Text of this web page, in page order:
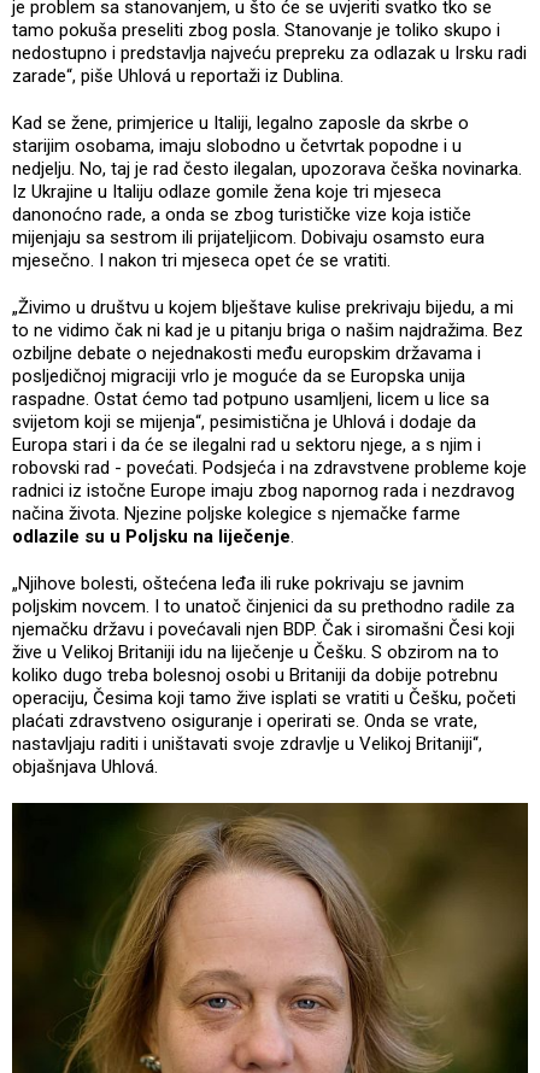
je problem sa stanovanjem, u što će se uvjeriti svatko tko se
tamo pokuša preseliti zbog posla. Stanovanje je toliko skupo i
nedostupno i predstavlja najveću prepreku za odlazak u Irsku radi
zarade“, piše Uhlová u reportaži iz Dublina.
Kad se žene, primjerice u Italiji, legalno zaposle da skrbe o
starijim osobama, imaju slobodno u četvrtak popodne i u
nedjelju. No, taj je rad često ilegalan, upozorava češka novinarka.
Iz Ukrajine u Italiju odlaze gomile žena koje tri mjeseca
danonoćno rade, a onda se zbog turističke vize koja ističe
mijenjaju sa sestrom ili prijateljicom. Dobivaju osamsto eura
mjesečno. I nakon tri mjeseca opet će se vratiti.
„Živimo u društvu u kojem blještave kulise prekrivaju bijedu, a mi
to ne vidimo čak ni kad je u pitanju briga o našim najdražima. Bez
ozbiljne debate o nejednakosti među europskim državama i
posljedičnoj migraciji vrlo je moguće da se Europska unija
raspadne. Ostat ćemo tad potpuno usamljeni, licem u lice sa
svijetom koji se mijenja“, pesimistična je Uhlová i dodaje da
Europa stari i da će se ilegalni rad u sektoru njege, a s njim i
robovski rad - povećati. Podsjeća i na zdravstvene probleme koje
radnici iz istočne Europe imaju zbog napornog rada i nezdravog
načina života. Njezine poljske kolegice s njemačke farme
odlazile su u Poljsku na liječenje.
„Njihove bolesti, oštećena leđa ili ruke pokrivaju se javnim
poljskim novcem. I to unatoč činjenici da su prethodno radile za
njemačku državu i povećavali njen BDP. Čak i siromašni Česi koji
žive u Velikoj Britaniji idu na liječenje u Češku. S obzirom na to
koliko dugo treba bolesnoj osobi u Britaniji da dobije potrebnu
operaciju, Česima koji tamo žive isplati se vratiti u Češku, početi
plaćati zdravstveno osiguranje i operirati se. Onda se vrate,
nastavljaju raditi i uništavati svoje zdravlje u Velikoj Britaniji“,
objašnjava Uhlová.